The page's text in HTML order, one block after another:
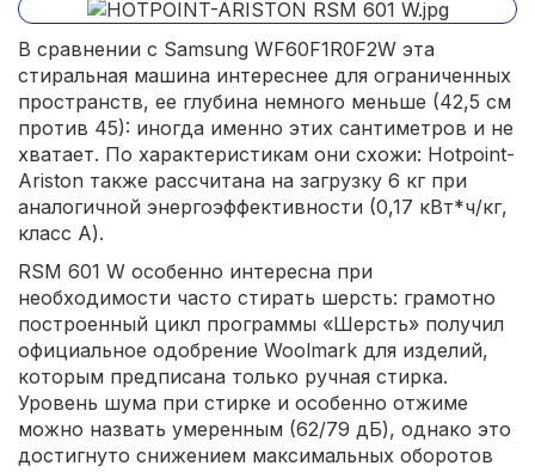
В сравнении с Samsung WF60F1R0F2W эта
стиральная машина интереснее для ограниченных
пространств, ее глубина немного меньше (42,5 см
против 45): иногда именно этих сантиметров и не
хватает. По характеристикам они схожи: Hotpoint-
Ariston также рассчитана на загрузку 6 кг при
аналогичной энергоэффективности (0,17 кВт*ч/кг,
класс А).
RSM 601 W особенно интересна при
необходимости часто стирать шерсть: грамотно
построенный цикл программы «Шерсть» получил
официальное одобрение Woolmark для изделий,
которым предписана только ручная стирка.
Уровень шума при стирке и особенно отжиме
можно назвать умеренным (62/79 дБ), однако это
достигнуто снижением максимальных оборотов